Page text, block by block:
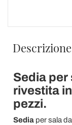
Descrizione
Sedia per
rivestita
pezzi.
Sedia per sala